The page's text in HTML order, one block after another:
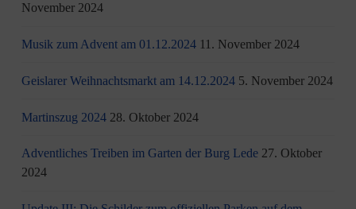
November 2024
Musik zum Advent am 01.12.2024 11. November 2024
Geislarer Weihnachtsmarkt am 14.12.2024 5. November 2024
Martinszug 2024 28. Oktober 2024
Adventliches Treiben im Garten der Burg Lede 27. Oktober
2024